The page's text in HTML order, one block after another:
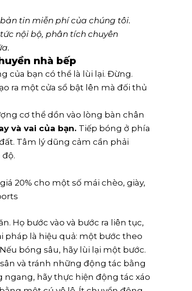
tin miễn phí của chúng tôi.
nội bộ, phân tích chuyên
nhà bếp
của bạn có thể là lùi lại. Đừng.
ra một cửa sổ bật lên mà đối thủ
cơ thể dồn vào lòng bàn chân
và vai của bạn. Tiếp bóng ở phía
Tâm lý dũng cảm cần phải
20% cho một số mái chèo, giày,
Họ bước vào và bước ra liên tục,
pháp là hiệu quả: một bước theo
bóng sâu, hãy lùi lại một bước.
và tránh những động tác bằng
ngang, hãy thực hiện động tác xáo